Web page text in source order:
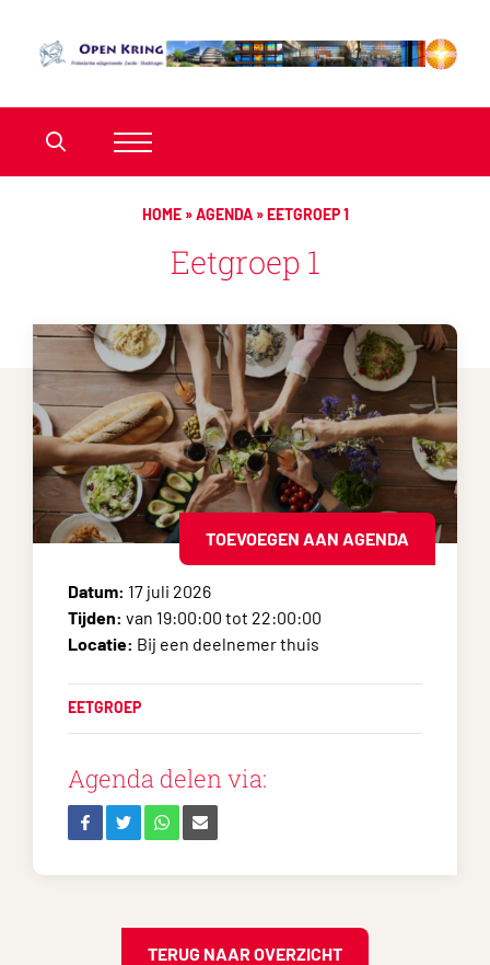
HOME»AGENDA»EETGROEP 1
Eetgroep 1
TOEVOEGEN AAN AGENDA
Datum: 17 juli 2026
Tijden: van 19:00:00 tot 22:00:00
Locatie: Bij een deelnemer thuis
EETGROEP
Agenda delen via:
TERUG NAAR OVERZICHT